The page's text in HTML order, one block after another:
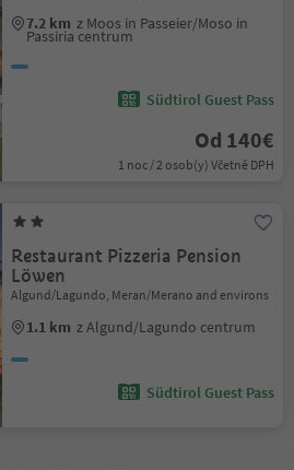
7.2 km z Moos in Passeier/Moso in
Passiria centrum
Südtirol Guest Pass
Od 140€
1 noc / 2 osob(y) Včetně DPH
Restaurant Pizzeria Pension
Löwen
Algund/Lagundo, Meran/Merano and environs
1.1 km z Algund/Lagundo centrum
Südtirol Guest Pass